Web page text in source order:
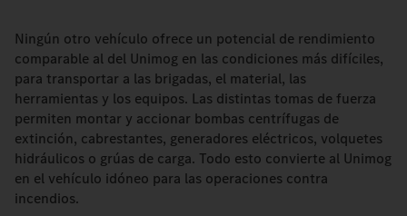
Ningún otro vehículo ofrece un potencial de rendimiento
comparable al del Unimog en las condiciones más difíciles,
para transportar a las brigadas, el material, las
herramientas y los equipos. Las distintas tomas de fuerza
permiten montar y accionar bombas centrífugas de
extinción, cabrestantes, generadores eléctricos, volquetes
hidráulicos o grúas de carga. Todo esto convierte al Unimog
en el vehículo idóneo para las operaciones contra
incendios.